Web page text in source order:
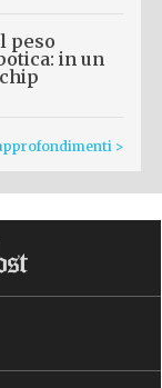
peso
in un
>